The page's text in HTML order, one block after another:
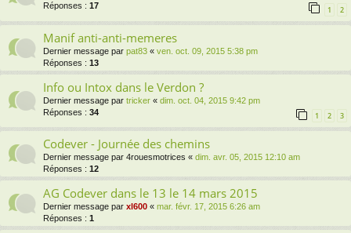
Réponses : 17 1 2
Manif anti-anti-memeres
Dernier message par pat83 « ven. oct. 09, 2015 5:38 pm
Réponses : 13
Info ou Intox dans le Verdon ?
Dernier message par tricker « dim. oct. 04, 2015 9:42 pm
Réponses : 34 1 2 3
Codever - Journée des chemins
Dernier message par 4rouesmotrices « dim. avr. 05, 2015 12:10 am
Réponses : 12
AG Codever dans le 13 le 14 mars 2015
Dernier message par xl600 « mar. févr. 17, 2015 6:26 am
Réponses : 1